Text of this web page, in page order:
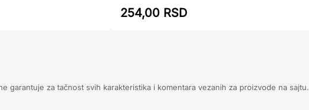
254,00 RSD
garantuje za tačnost svih karakteristika i komentara vezanih za proizvode na sajtu.